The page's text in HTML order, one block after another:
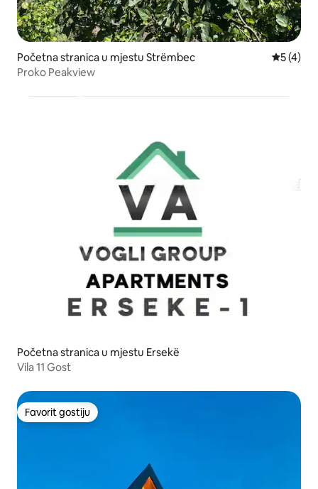
Početna stranica u mjestu Strëmbec
5 (4)
Proko Peakview
Početna stranica u mjestu Ersekë
Vila 11 Gost
Favorit gostiju
Favorit gostiju